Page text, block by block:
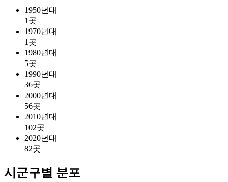
1950년대
1 곳
1970년대
1 곳
1980년대
5곳
1990년대
36곳
2000년대
56곳
2010년대
102곳
2020년대
82곳
시군구별 분포